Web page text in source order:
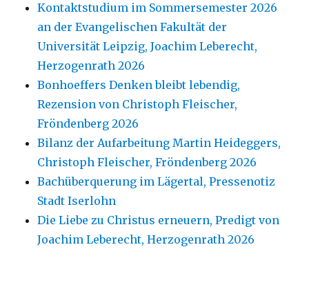
Kontaktstudium im Sommersemester 2026
an der Evangelischen Fakultät der
Universität Leipzig, Joachim Leberecht,
Herzogenrath 2026
Bonhoeffers Denken bleibt lebendig,
Rezension von Christoph Fleischer,
Fröndenberg 2026
Bilanz der Aufarbeitung Martin Heideggers,
Christoph Fleischer, Fröndenberg 2026
Bachüberquerung im Lägertal, Pressenotiz
Stadt Iserlohn
Die Liebe zu Christus erneuern, Predigt von
Joachim Leberecht, Herzogenrath 2026